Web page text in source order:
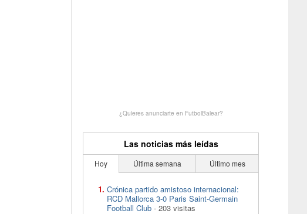
¿Quieres anunciarte en FutbolBalear?
Las noticias más leídas
Hoy Última semana Último mes
Crónica partido amistoso internacional:
RCD Mallorca 3-0 Paris Saint-Germain
Football Club - 203 visitas